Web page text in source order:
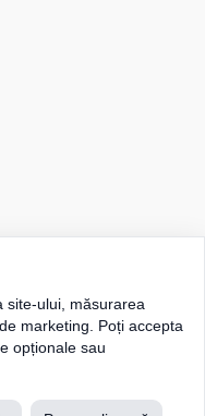
site-ului, măsurarea
marketing. Poți accepta
opționale sau